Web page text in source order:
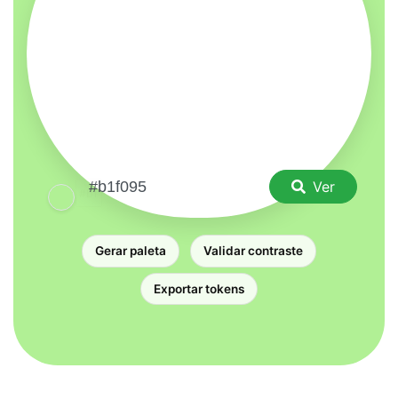
Ver
Gerar paleta Validar contraste
Exportar tokens